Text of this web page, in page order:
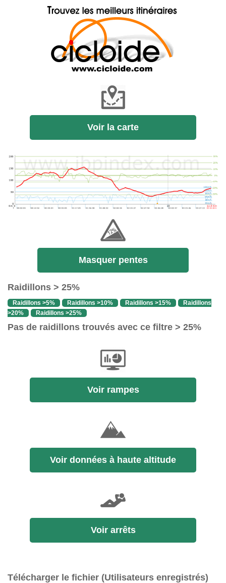
Voir la carte
Masquer pentes
Raidillons > 25%
Raidillons >5% Raidillons >10% Raidillons >15%
Raidillons
>20%
Raidillons >25%
Pas de raidillons trouvés avec ce filtre > 25%
Voir rampes
Voir données à haute altitude
Voir arrêts
Télécharger le fichier (Utilisateurs enregistrés)